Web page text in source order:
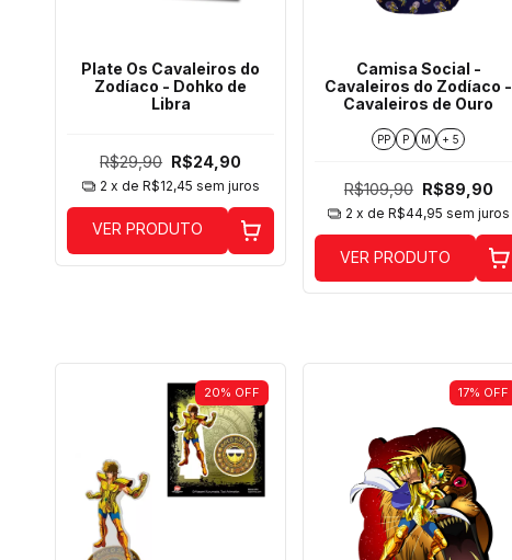
Plate Os Cavaleiros do
Zodíaco - Dohko de
Libra
R$29,90 R$24,90
2 x de R$12,45 sem juros
VER PRODUTO
Camisa Social -
Cavaleiros do Zodíaco -
Cavaleiros de Ouro
PP P M + 5
R$109,90 R$89,90
2 x de R$44,95 sem juros
VER PRODUTO
20% OFF 17% OFF